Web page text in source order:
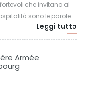
che invitano al
sono le parole
Leggi tutto
Armée